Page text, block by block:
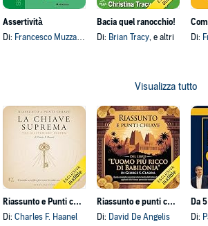
Assertività
Di: Francesco Muzzarelli
Bacia quel ranocchio!
Di: Brian Tracy, e altri Di:
Visualizza tutto
Riassunto e Punti chiave del libro La Chiave Suprema - The Master Key System di Charles F. Haanel
Di: Charles F. Haanel
Riassunto e punti chiave del libro “L’uomo più ricco di Babilonia” di George S. Clason
Di: David De Angelis
Da
Di: